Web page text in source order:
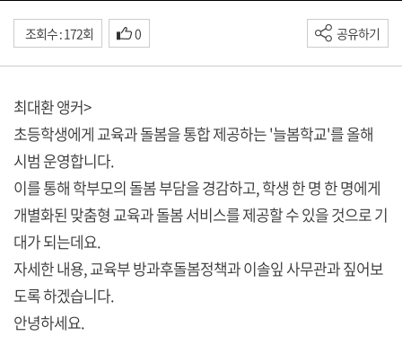
조회수 : 172회 0 공유하기
최대환 앵커>
초등학생에게 교육과 돌봄을 통합 제공하는 '늘봄학교'를 올해
시범 운영합니다.
이를 통해 학부모의 돌봄 부담을 경감하고, 학생 한 명 한 명에게
개별화된 맞춤형 교육과 돌봄 서비스를 제공할 수 있을 것으로 기
대가 되는데요.
자세한 내용, 교육부 방과후돌봄정책과 이솔잎 사무관과 짚어보
도록 하겠습니다.
안녕하세요.